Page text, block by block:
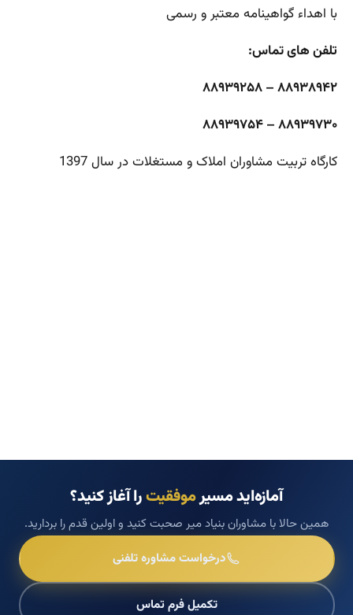
با اهداء گواهینامه معتبر و رسمی
تلفن های تماس:
۸۸۹۳۸۹۴۲ – ۸۸۹۳۹۲۵۸
۸۸۹۳۹۷۳۰ – ۸۸۹۳۹۷۵۴
کارگاه تربیت مشاوران املاک و مستغلات در سال 1397
آمازه‌اید مسیرموفقیترا آغاز کنید؟
همین حالا با مشاوران بنیاد میر صحبت کنید و اولین قدم را بردارید.
درخواست مشاوره تلفنی
تکمیل فرم تماس